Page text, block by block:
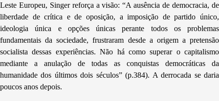
Leste Europeu, Singer reforça a visão: “A ausência de democracia, de
liberdade de crítica e de oposição, a imposição de partido único,
ideologia única e opções únicas perante todos os problemas
fundamentais da sociedade, frustraram desde a origem a pretensão
socialista dessas experiências. Não há como superar o capitalismo
mediante a anulação de todas as conquistas democráticas da
humanidade dos últimos dois séculos” (p.384). A derrocada se daria
poucos anos depois.